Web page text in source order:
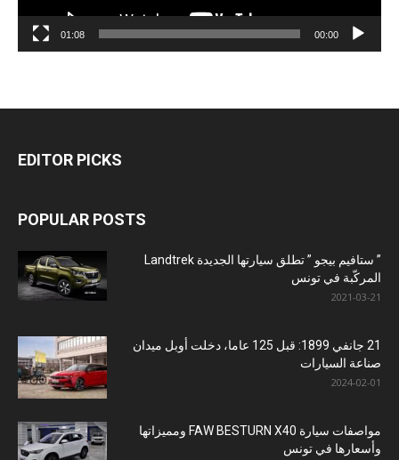
00:00
01:08
EDITOR PICKS
POPULAR POSTS
” ستافيم بيجو ” تطلق سيارتها الجديدة Landtrek
المركّبة في تونس
2021-03-21
21 جانفي 1899: قبل 125 عاما، دخلت أوبل ميدان
صناعة السيارات
2024-02-01
مواصفات سيارة FAW BESTURN X40 ومميزاتها
وأسعارها في تونس